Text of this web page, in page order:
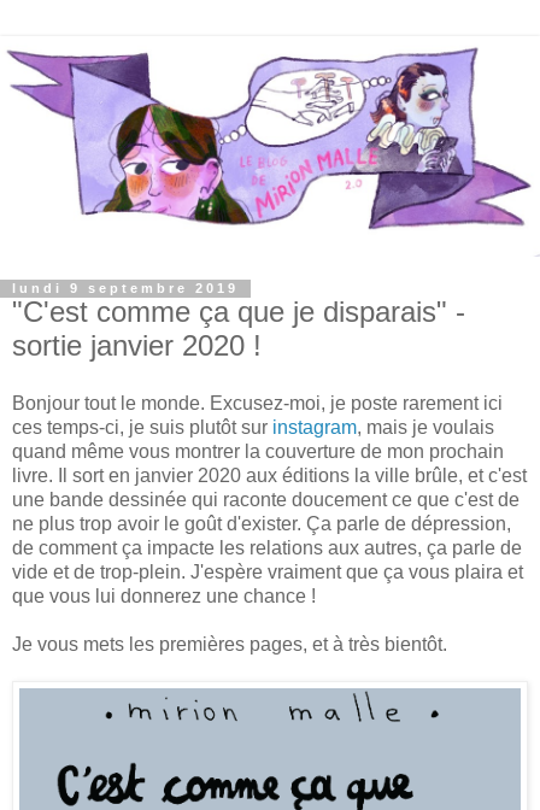
lundi 9 septembre 2019
"C'est comme ça que je disparais" -
sortie janvier 2020 !
Bonjour tout le monde. Excusez-moi, je poste rarement ici
ces temps-ci, je suis plutôt sur instagram, mais je voulais
quand même vous montrer la couverture de mon prochain
livre. Il sort en janvier 2020 aux éditions la ville brûle, et c'est
une bande dessinée qui raconte doucement ce que c'est de
ne plus trop avoir le goût d'exister. Ça parle de dépression,
de comment ça impacte les relations aux autres, ça parle de
vide et de trop-plein. J'espère vraiment que ça vous plaira et
que vous lui donnerez une chance !
Je vous mets les premières pages, et à très bientôt.